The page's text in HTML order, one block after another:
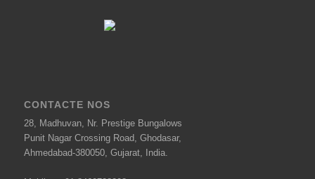
CONTACTE NOS
28, Madhuvan, Nr. Prestige Bungalows
Punit Nagar Crossing Road, Ghodasar,
Ahmedabad-380050, Gujarat, India.